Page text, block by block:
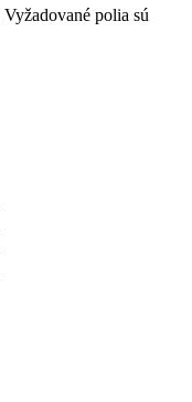
Vyžadované polia sú